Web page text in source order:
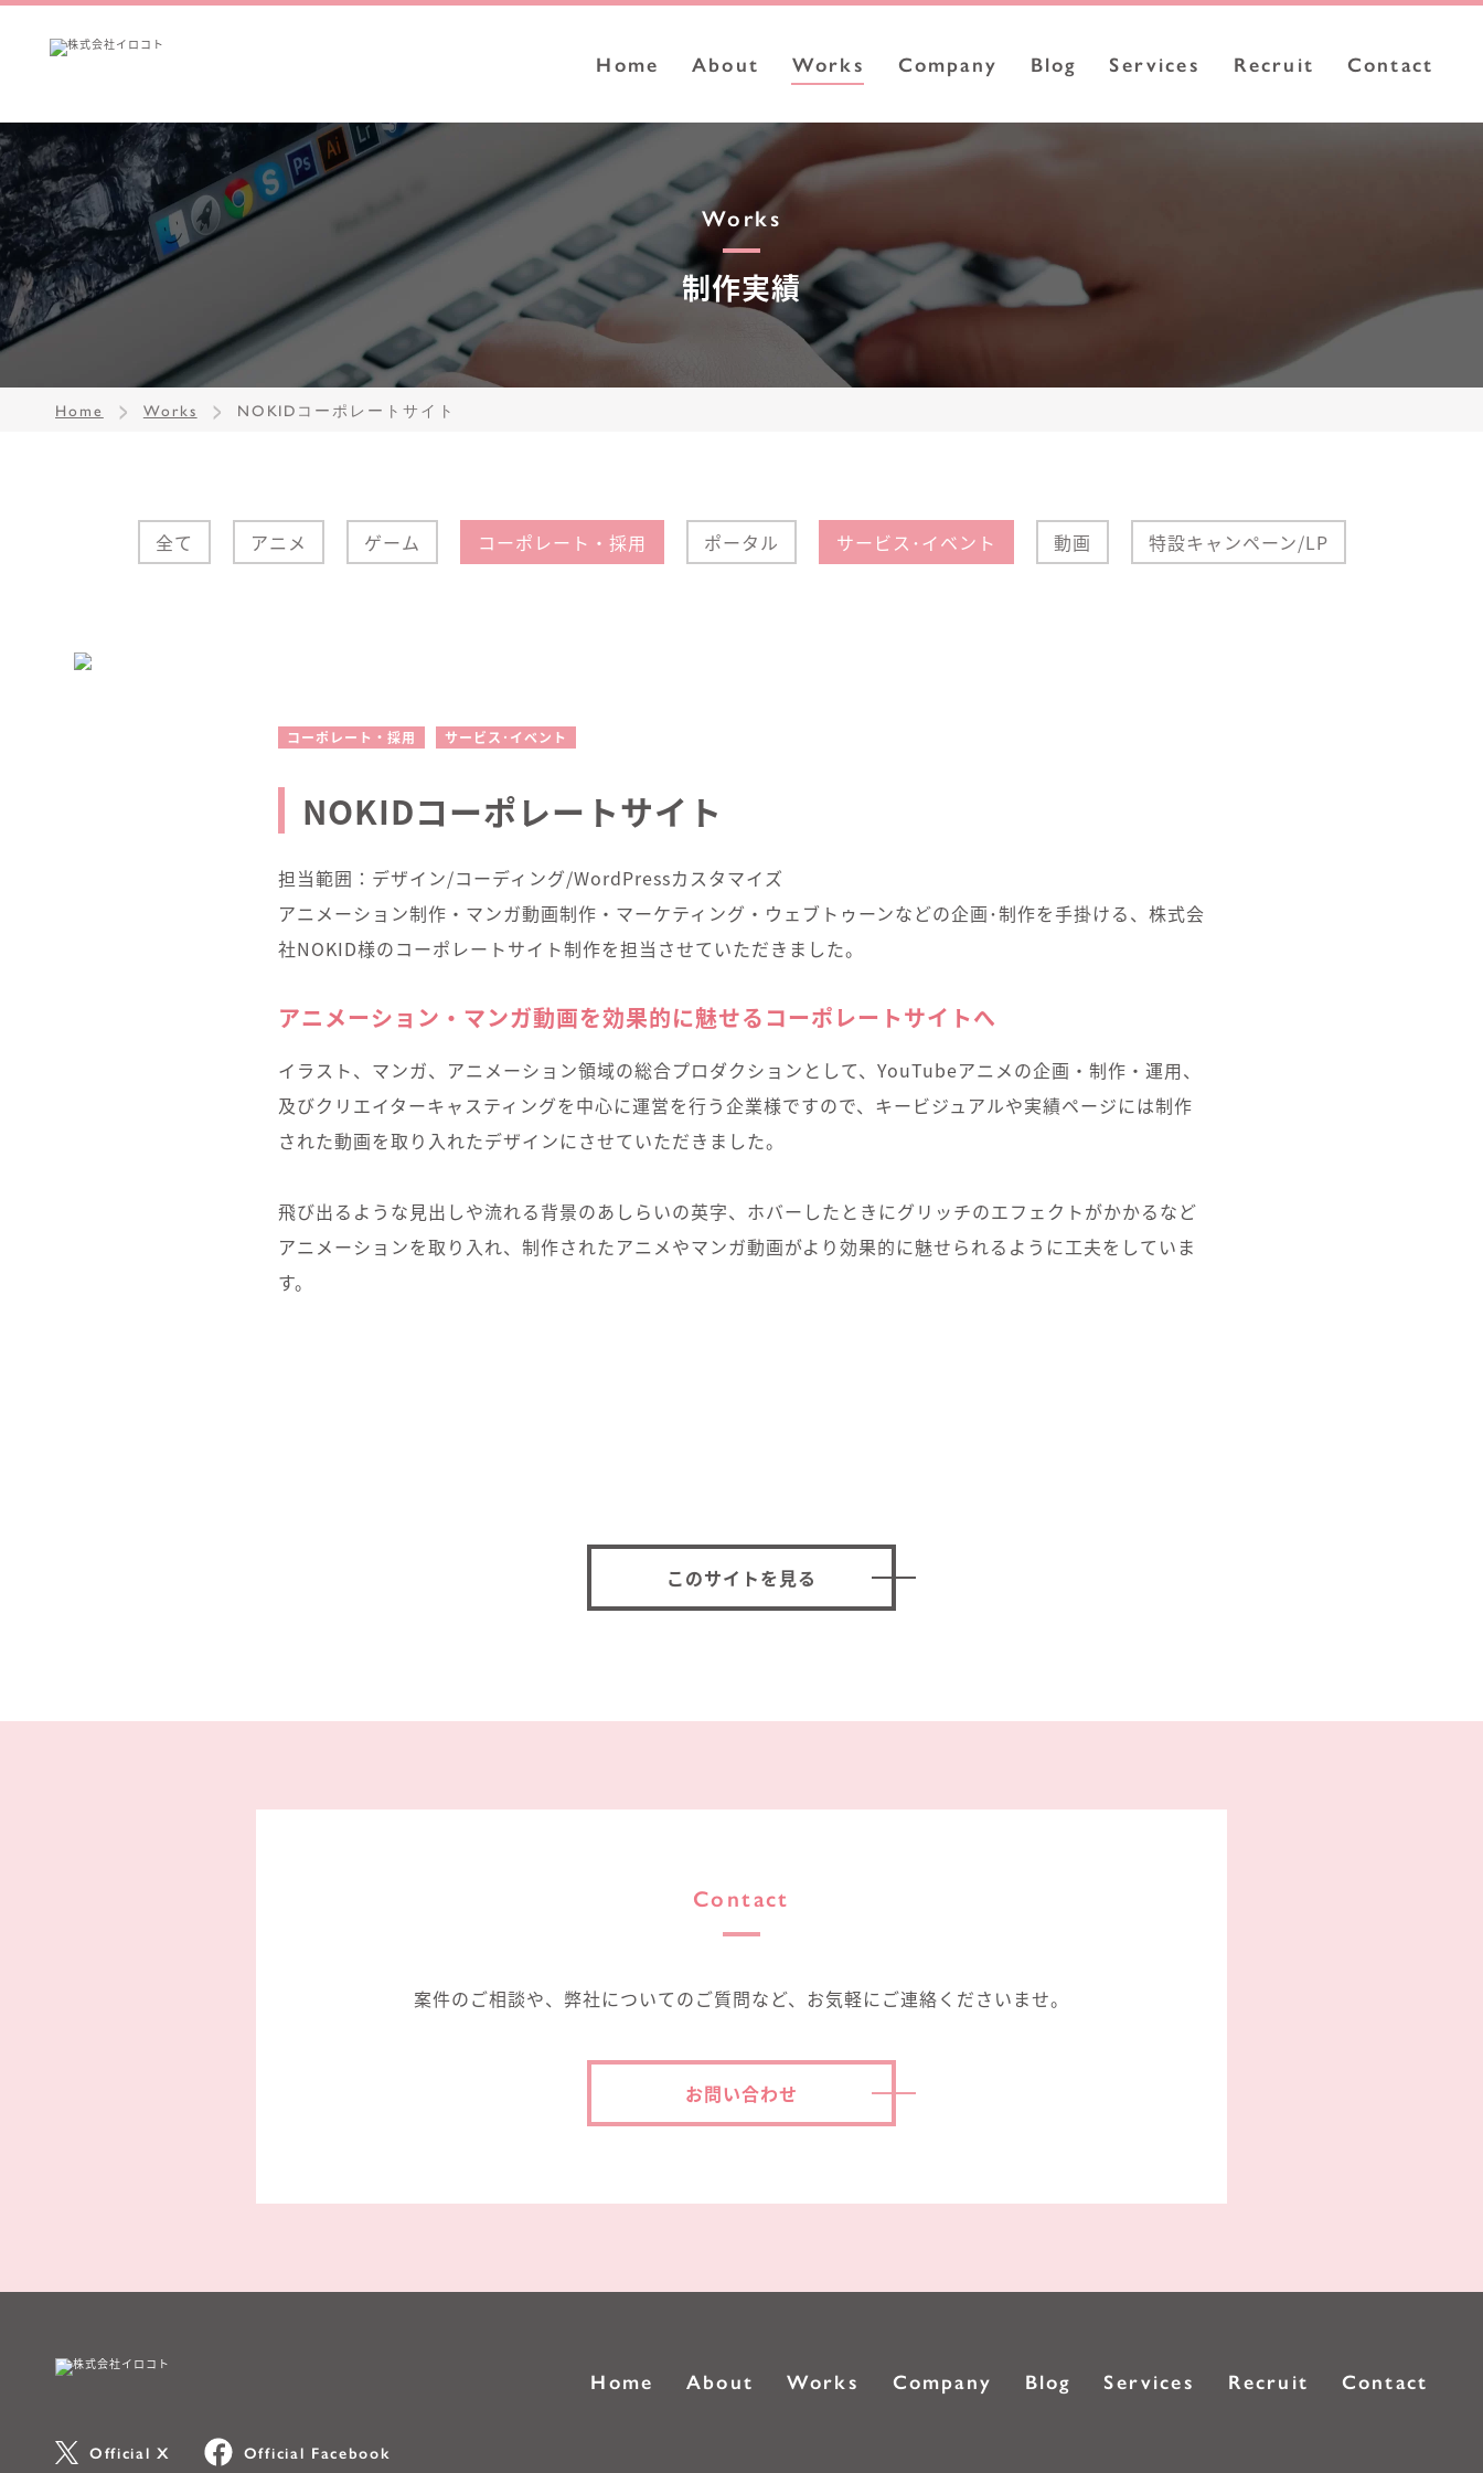
Home About Works Company Blog Services Recruit Contact
Works
制作実績
Home Works NOKIDコーポレートサイト
全て アニメ ゲーム コーポレート・採用 ポータル サービス･イベント 動画 特設キャンペーン/LP
コーポレート・採用 サービス･イベント
NOKIDコーポレートサイト
担当範囲：デザイン/コーディング/WordPressカスタマイズ
アニメーション制作・マンガ動画制作・マーケティング・ウェブトゥーンなどの企画･制作を手掛ける、株式会
社NOKID様のコーポレートサイト制作を担当させていただきました。
アニメーション・マンガ動画を効果的に魅せるコーポレートサイトへ
イラスト、マンガ、アニメーション領域の総合プロダクションとして、YouTubeアニメの企画・制作・運用、
及びクリエイターキャスティングを中心に運営を行う企業様ですので、キービジュアルや実績ページには制作
された動画を取り入れたデザインにさせていただきました。
飛び出るような見出しや流れる背景のあしらいの英字、ホバーしたときにグリッチのエフェクトがかかるなど
アニメーションを取り入れ、制作されたアニメやマンガ動画がより効果的に魅せられるように工夫をしていま
す。
このサイトを見る
Contact
案件のご相談や、弊社についてのご質問など、 お気軽にご連絡くださいませ。
お問い合わせ
Home About Works Company Blog Services Recruit Contact
Official X Official Facebook